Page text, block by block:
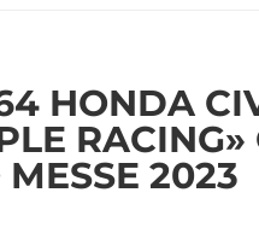
HONDA
RACING»
2023